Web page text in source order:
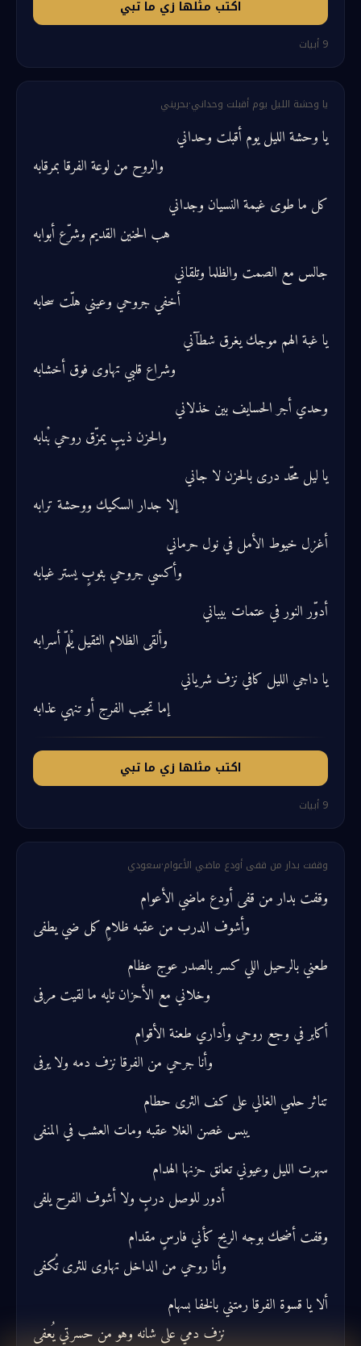
اكتب مثلها زي ما تبي
9 أبيات
يا وحشة الليل يوم أقبلت وحداني·بحريني
يا وحشة الليل يوم أقبلت وحداني
والروح من لوعة الفرقا بمرقابه
كل ما طوى غيمة النسيان وجداني
هب الحنين القديم وشرّع أبوابه
جالس مع الصمت والظلما وتلقاني
أخفي جروحي وعيني هلّت سحابه
يا غبة الهم موجك يغرق شطآني
وشراع قلبي تهاوى فوق أخشابه
وحدي أجر الحسايف بين خذلاني
والحزن ذيبٍ يمزّق روحي بْنابه
يا ليل محّد درى بالحزن لا جاني
إلا جدار السكيك ووحشة ترابه
أغزل خيوط الأمل في نول حرماني
وأكسي جروحي بثوبٍ يستر غيابه
أدوّر النور في عتمات بيباني
وألقى الظلام الثقيل يْلمّ أسرابه
يا داجي الليل كافي نزف شرياني
إما تجيب الفرج أو تنهي عذابه
اكتب مثلها زي ما تبي
9 أبيات
وقفت بدار من قفى أودع ماضي الأعوام·سعودي
وقفت بدار من قفى أودع ماضي الأعوام
وأشوف الدرب من عقبه ظلامٍ كل ضي يطفى
طعني بالرحيل اللي كسر بالصدر عوج عظام
وخلاني مع الأحزان تايه ما لقيت مرفى
أكابر في وجع روحي وأداري طعنة الأقوام
وأنا جرحي من الفرقا نزف دمه ولا يرفى
تناثر حلمي الغالي على كف الثرى حطام
يبس غصن الغلا عقبه ومات العشب في المنفى
سهرت الليل وعيوني تعانق حزنها الهدام
أدور للوصل دربٍ ولا أشوف الفرح يلفى
وقفت أضحك بوجه الريح كأني فارسٍ مقدام
وأنا روحي من الداخل تهاوى للثرى تُكفى
ألا يا قسوة الفرقا رمتني بالخفا بسهام
نزف دمي على شانه وهو من حسرتي يُعفى